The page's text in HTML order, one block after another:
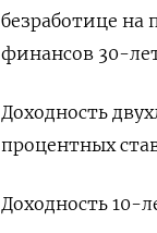
безработице
финансов 30-
Доходность
процентных
Доходность 10-